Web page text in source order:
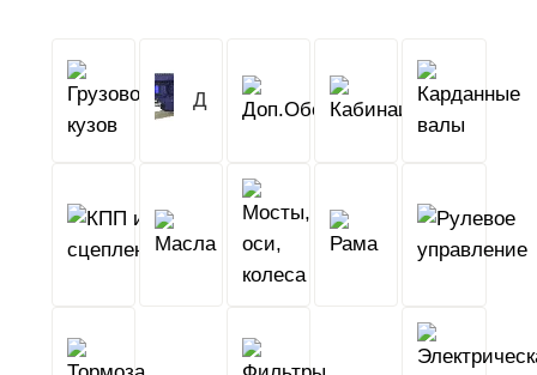
Грузовой
кузов
Кабина
КПП
оси,
Рама
Тормоза Фильтры